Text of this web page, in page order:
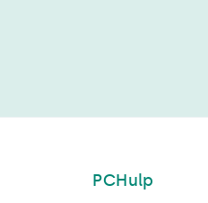
PCHulp